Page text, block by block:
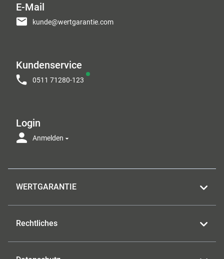
E-Mail
kunde@wertgarantie.com
Kundenservice
0511 71280-123
Login
Anmelden
WERTGARANTIE
Rechtliches